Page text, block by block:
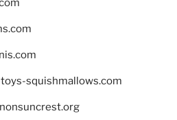
squishmallows.com